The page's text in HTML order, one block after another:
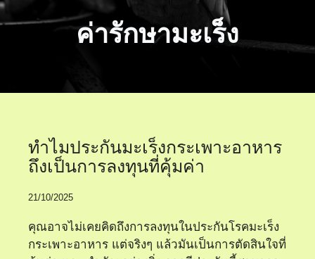
ค่ารักษามะเร็ง
ทำไมประกันมะเร็งกระเพาะอาหาร
ถึงเป็นการลงทุนที่คุ้มค่า
21/10/2025
คุณอาจไม่เคยคิดถึงการลงทุนในประกันโรคมะเร็ง
กระเพาะอาหาร แต่จริงๆ แล้วมันเป็นการตัดสินใจที่